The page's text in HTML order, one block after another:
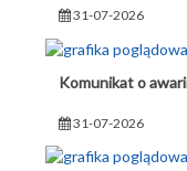
31-07-2026
Komunikat o
31-07-2026